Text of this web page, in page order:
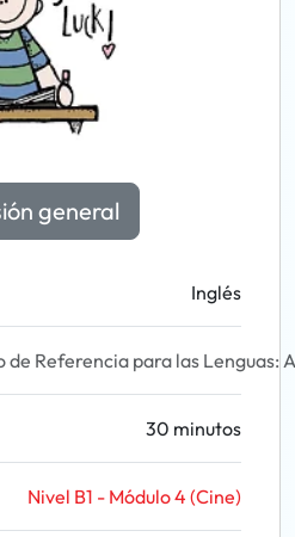
general
Inglés
de Referencia para las Lenguas:
30 minutos
Nivel B1 - Módulo 4 (Cine)